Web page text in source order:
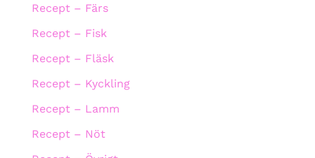
Recept – Färs
Recept – Fisk
Recept – Fläsk
Recept – Kyckling
Recept – Lamm
Recept – Nöt